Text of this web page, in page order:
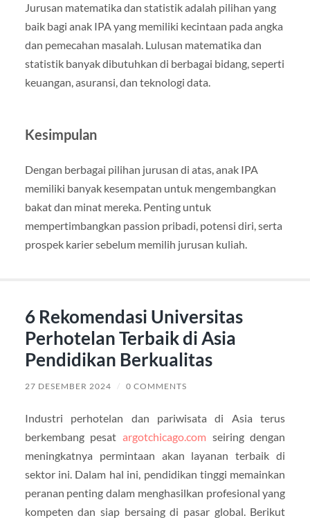
Jurusan matematika dan statistik adalah pilihan yang
baik bagi anak IPA yang memiliki kecintaan pada angka
dan pemecahan masalah. Lulusan matematika dan
statistik banyak dibutuhkan di berbagai bidang, seperti
keuangan, asuransi, dan teknologi data.
Kesimpulan
Dengan berbagai pilihan jurusan di atas, anak IPA
memiliki banyak kesempatan untuk mengembangkan
bakat dan minat mereka. Penting untuk
mempertimbangkan passion pribadi, potensi diri, serta
prospek karier sebelum memilih jurusan kuliah.
6 Rekomendasi Universitas
Perhotelan Terbaik di Asia
Pendidikan Berkualitas
27 DESEMBER 2024 / 0 COMMENTS
Industri perhotelan dan pariwisata di Asia terus
berkembang pesat argotchicago.com seiring dengan
meningkatnya permintaan akan layanan terbaik di
sektor ini. Dalam hal ini, pendidikan tinggi memainkan
peranan penting dalam menghasilkan profesional yang
kompeten dan siap bersaing di pasar global. Berikut